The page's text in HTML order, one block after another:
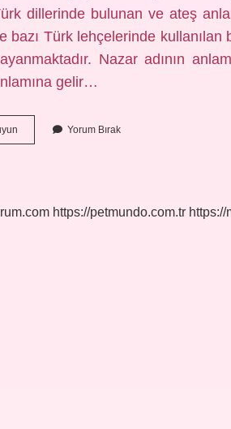
dillerinde bulunan ve ateş
bazı Türk lehçelerinde
Nazar adının
gelir…
Ismi
Yorum Bırak
https://petmundo.com.tr https://